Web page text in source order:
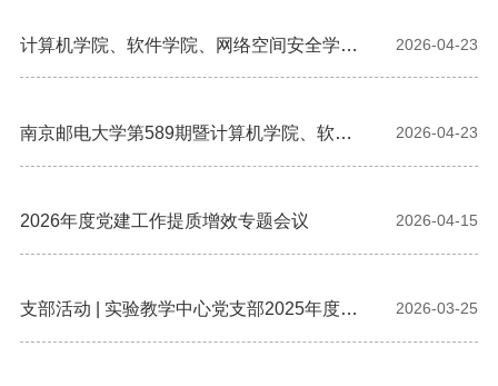
计算机学院、软件学院、网络空间安全学院
召开全面从严治党暨警示教育大会
2026-04-23
南京邮电大学第589期暨计算机学院、软件
学院、网络空间安全学院第51期入党积极分
2026-04-23
2026年度党建工作提质增效专题会议 2026-04-15
支部活动 | 实验教学中心党支部2025年度组
织生活会暨党员民主评议顺利召开
2026-03-25